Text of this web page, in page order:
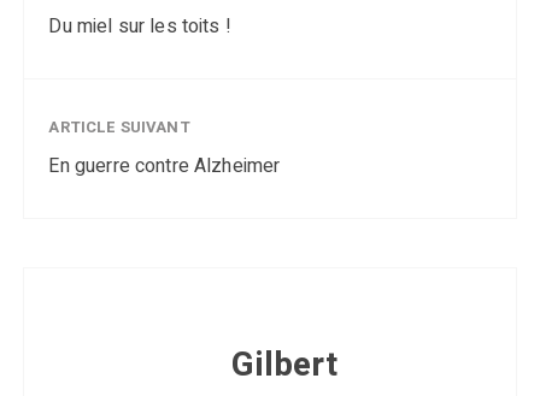
Du miel sur les toits !
ARTICLE SUIVANT
En guerre contre Alzheimer
Gilbert